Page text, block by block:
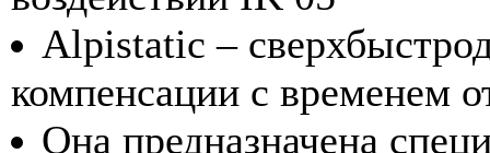
Alpistatic –
компенсации с временем
Она предназначена